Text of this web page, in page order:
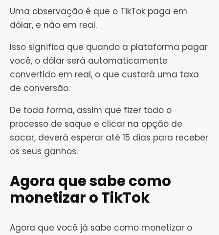
Uma observação é que o TikTok paga em
dólar, e não em real.
Isso significa que quando a plataforma pagar
você, o dólar será automaticamente
convertido em real, o que custará uma taxa
de conversão.
De toda forma, assim que fizer todo o
processo de saque e clicar na opção de
sacar, deverá esperar até 15 dias para receber
os seus ganhos.
Agora que sabe como
monetizar o TikTok
Agora que você já sabe como monetizar o